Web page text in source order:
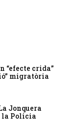
“efecte crida”
migratòria
Jonquera
la Policia